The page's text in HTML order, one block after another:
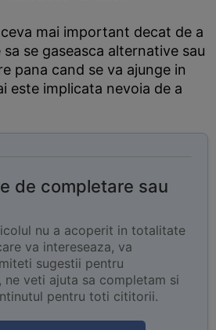
mai important decat de a
se gaseasca alternative sau
pana cand se va ajunge in
este implicata nevoia de a
de completare sau
nu a acoperit in totalitate
va intereseaza, va
sugestii pentru
ne veti ajuta sa completam si
pentru toti cititorii.